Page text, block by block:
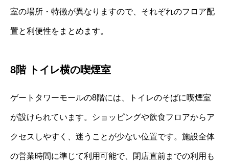
室の場所・特徴が異なりますので、それぞれのフロア配
置と利便性をまとめます。
8階 トイレ横の喫煙室
ゲートタワーモールの8階には、トイレのそばに喫煙室
が設けられています。ショッピングや飲食フロアからア
クセスしやすく、迷うことが少ない位置です。施設全体
の営業時間に準じて利用可能で、閉店直前までの利用も